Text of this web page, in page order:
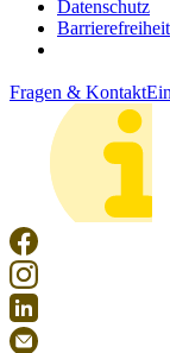
Datenschutz
Barrierefreiheit
Fragen & Kontakt